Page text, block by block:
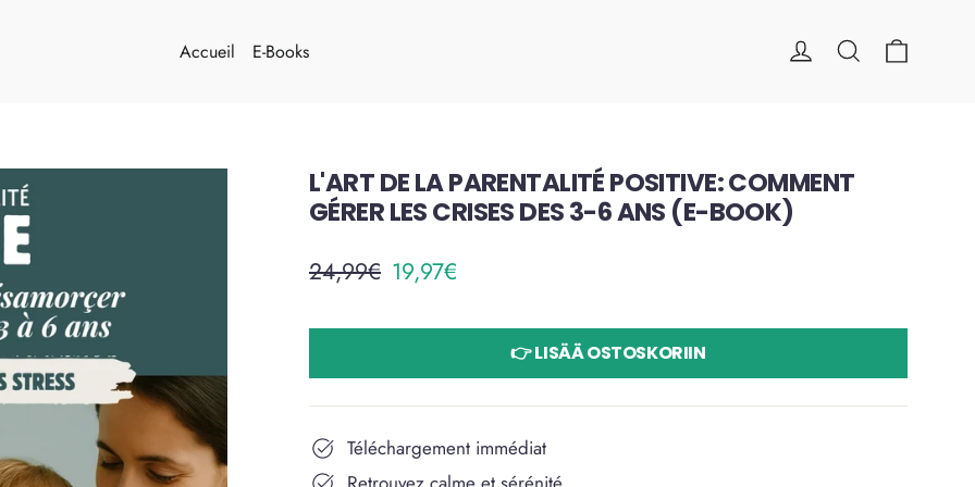
Accueil E-Books Se connecter
Rechercher
L'ART DE LA PARENTALITÉ POSITIVE: COMMENT
GÉRER LES CRISES DES 3-6 ANS (E-BOOK)
Prix
24,99€ Prix
19,97€
👉 LISÄÄ OSTOSKORIIN
Téléchargement immédiat